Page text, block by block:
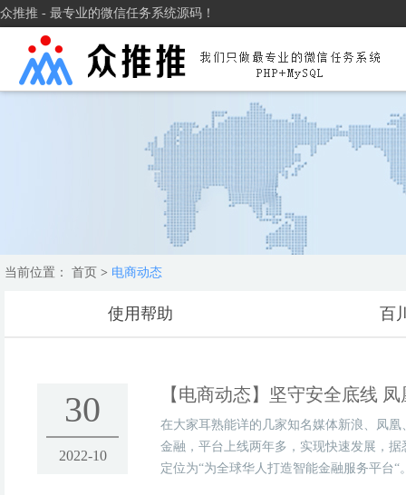
众推推 - 最专业的微信任务系统源码！
当前位置： 首页 > 电商动态
使用帮助 百
30
2022-10
【电商动态】 坚守安全底线
在大家耳熟能详的几家知名媒体新浪、凤
金融，平台上线两年多，实现快速发展，
定位为“为全球华人打造智能金融服务平台